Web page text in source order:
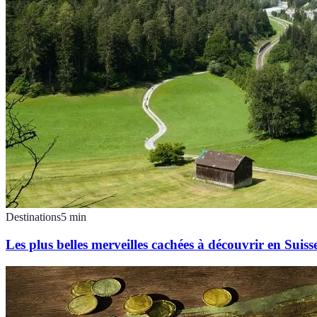
Destinations5 min
Les plus belles merveilles cachées à découvrir en